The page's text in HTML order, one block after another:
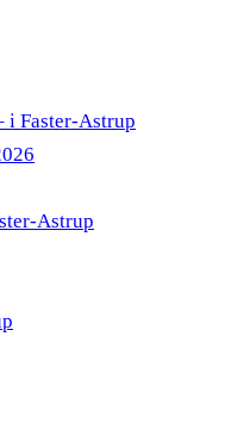
Faster-Astrup
Astrup